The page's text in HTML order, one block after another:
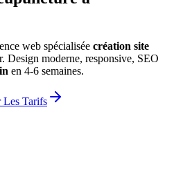
web spécialisée création site
. Design moderne, responsive, SEO
en 4-6 semaines.
Les Tarifs